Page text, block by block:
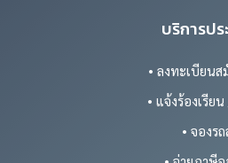
บริการปร
• ลงทะเบียนส
• แจ้งร้องเรีย
• จองร